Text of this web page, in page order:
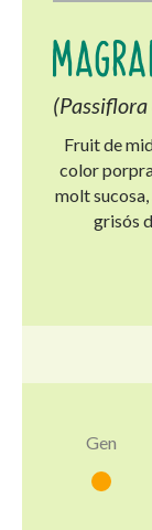
Fruit de
color
molt
grisós
Gen